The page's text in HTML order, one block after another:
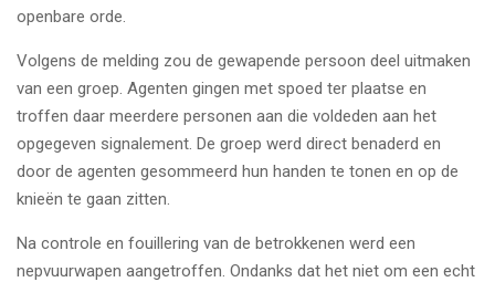
openbare orde.
Volgens de melding zou de gewapende persoon deel uitmaken
van een groep. Agenten gingen met spoed ter plaatse en
troffen daar meerdere personen aan die voldeden aan het
opgegeven signalement. De groep werd direct benaderd en
door de agenten gesommeerd hun handen te tonen en op de
knieën te gaan zitten.
Na controle en fouillering van de betrokkenen werd een
nepvuurwapen aangetroffen. Ondanks dat het niet om een echt